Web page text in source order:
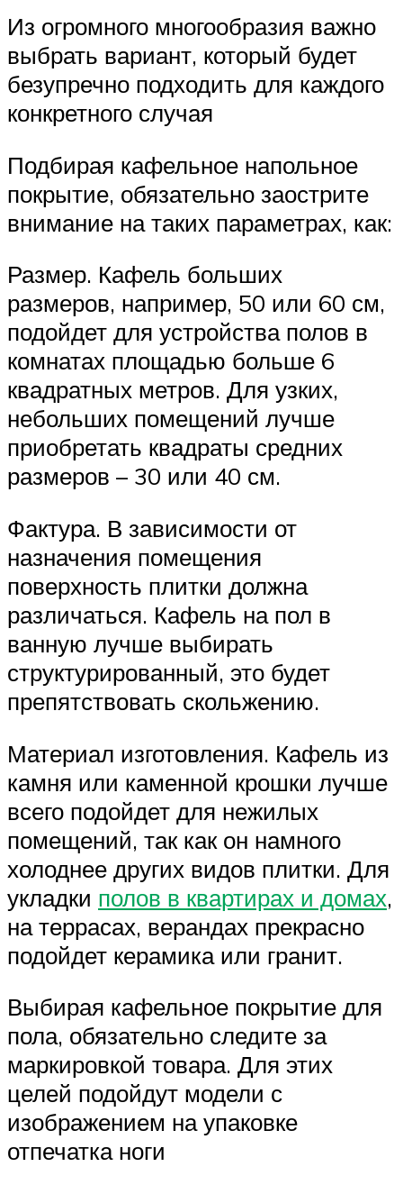
Из огромного многообразия важно
выбрать вариант, который будет
безупречно подходить для каждого
конкретного случая
Подбирая кафельное напольное
покрытие, обязательно заострите
внимание на таких параметрах, как:
Размер. Кафель больших
размеров, например, 50 или 60 см,
подойдет для устройства полов в
комнатах площадью больше 6
квадратных метров. Для узких,
небольших помещений лучше
приобретать квадраты средних
размеров – 30 или 40 см.
Фактура. В зависимости от
назначения помещения
поверхность плитки должна
различаться. Кафель на пол в
ванную лучше выбирать
структурированный, это будет
препятствовать скольжению.
Материал изготовления. Кафель из
камня или каменной крошки лучше
всего подойдет для нежилых
помещений, так как он намного
холоднее других видов плитки. Для
укладки полов в квартирах и домах,
на террасах, верандах прекрасно
подойдет керамика или гранит.
Выбирая кафельное покрытие для
пола, обязательно следите за
маркировкой товара. Для этих
целей подойдут модели с
изображением на упаковке
отпечатка ноги